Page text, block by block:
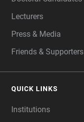
Lecturers
Press & Media
Friends & Supporters
QUICK LINKS
Institutions